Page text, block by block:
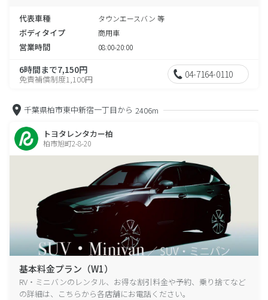
代表車種 タウンエースバン 等
ボディタイプ 商用車
営業時間 08:00-20:00
6時間まで7,150円
免責補償制度1,100円 04-7164-0110
千葉県柏市東中新宿一丁目から 2406m
トヨタレンタカー柏
柏市旭町2-8-20
基本料金プラン（W1）
RV・ミニバンのレンタル、お得な割引料金や予約、乗り捨てなど
の詳細は、こちらから各店舗にお電話ください。